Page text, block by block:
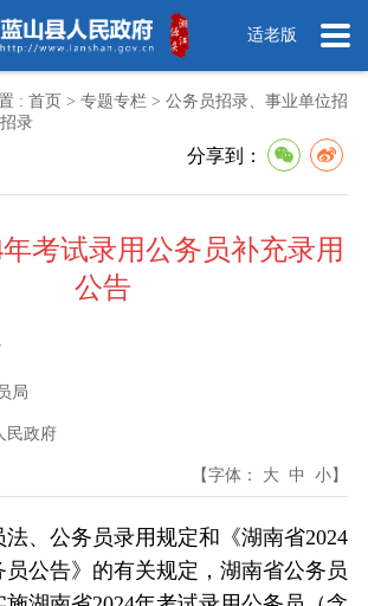
适老版
: 首页 > 专题专栏 > 公务员招录、事业单位招
录
分享到：
考试录用公务员补充录用
公告
局
民政府
【字体： 大 中 小】
、公务员录用规定和《湖南省2024
公告》的有关规定，湖南省公务员